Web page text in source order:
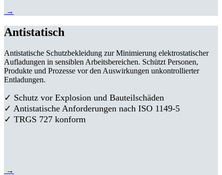
→
Antistatisch
Antistatische Schutzbekleidung zur Minimierung elektrostatischer
Aufladungen in sensiblen Arbeitsbereichen. Schützt Personen,
Produkte und Prozesse vor den Auswirkungen unkontrollierter
Entladungen.
✓ Schutz vor Explosion und Bauteilschäden
✓ Antistatische Anforderungen nach ISO 1149-5
✓ TRGS 727 konform
→